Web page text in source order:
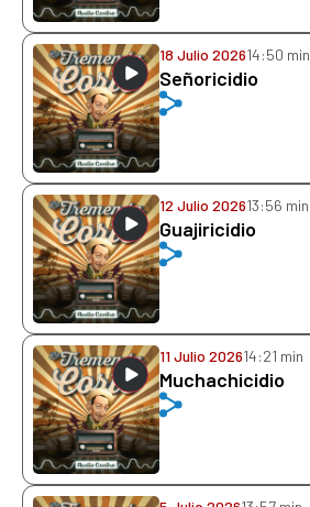
18 Julio 202614:50 min
Señoricidio
12 Julio 202613:56 min
Guajiricidio
11 Julio 202614:21 min
Muchachicidio